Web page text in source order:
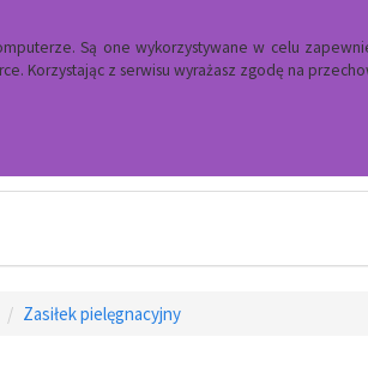
Są one wykorzystywane w celu
Korzystając z serwisu wyrażasz zgodę na
Pomocy
Zasiłek pielęgnacyjny